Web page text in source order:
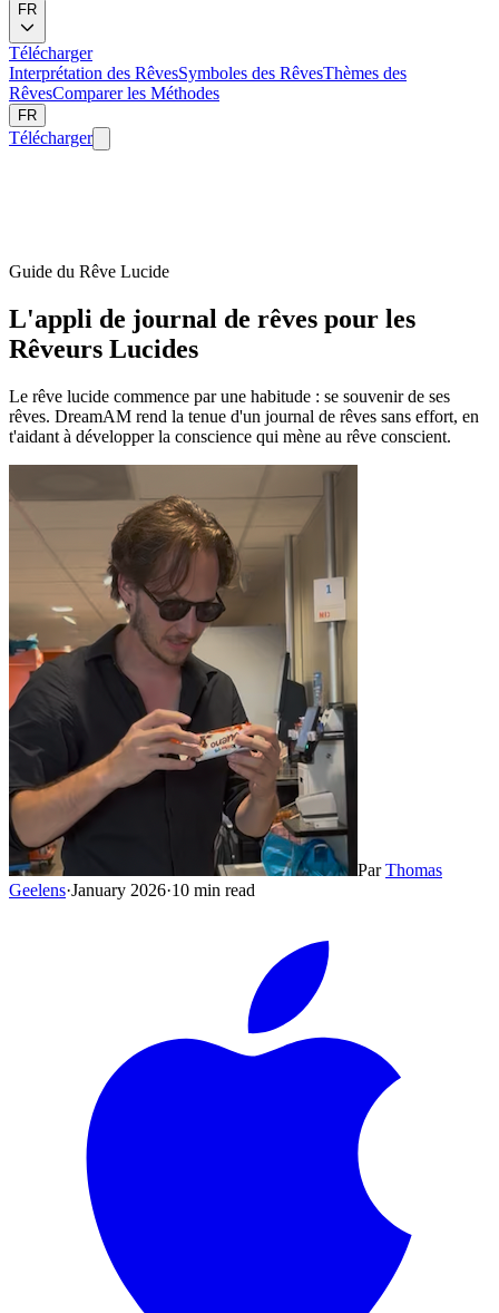
FR
Télécharger
Interprétation des RêvesSymboles des RêvesThèmes des
RêvesComparer les Méthodes
FR
Télécharger
Guide du Rêve Lucide
L'appli de journal de rêves pour les
Rêveurs Lucides
Le rêve lucide commence par une habitude : se souvenir de ses
rêves. DreamAM rend la tenue d'un journal de rêves sans effort, en
t'aidant à développer la conscience qui mène au rêve conscient.
Par Thomas
Geelens·January 2026·10 min read